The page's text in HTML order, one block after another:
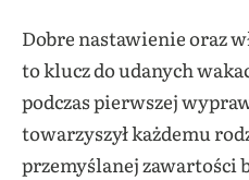
Dobre nastawienie oraz
to klucz do udanych
podczas pierwszej
towarzyszył każdemu
przemyślanej zawartości